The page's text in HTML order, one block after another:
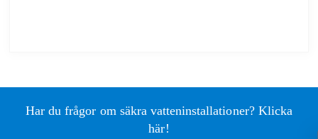
Har du frågor om säkra vatteninstallationer? Klicka
här!